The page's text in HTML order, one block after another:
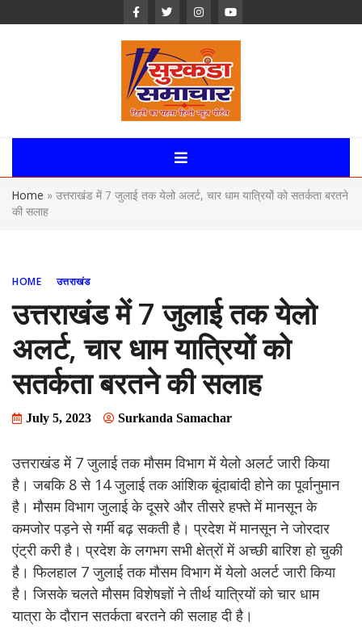
Surkanda
Samachar:
Home » उत्तराखंड में 7 जुलाई तक येलो अलर्ट, चार धाम यात्रियों को सतर्कता बरतने
की सलाह
HOME उत्तराखंड
उत्तराखंड में 7 जुलाई तक येलो
अलर्ट, चार धाम यात्रियों को
सतर्कता बरतने की सलाह
July 5, 2023 Surkanda Samachar
उत्तराखंड में 7 जुलाई तक मौसम विभाग में येलो अलर्ट जारी किया
है। जबकि 8 से 14 जुलाई तक आंशिक बूंदाबांदी होने का पूर्वानुमान
है। मौसम विभाग जुलाई के दूसरे और तीसरे हफ्ते में मानसून के
कमजोर पड़ने से गर्मी बढ़ सकती है। प्रदेश में मानसून ने जोरदार
एंट्री करी है। प्रदेश के लगभग सभी क्षेत्रों में अच्छी बारिश हो चुकी
है। फिलहाल 7 जुलाई तक मौसम विभाग में येलो अलर्ट जारी किया
है। जिसके चलते मौसम विशेषज्ञों ने तीर्थ यात्रियों को चार धाम
यात्रा के दौरान सतर्कता बरतने की सलाह दी है।